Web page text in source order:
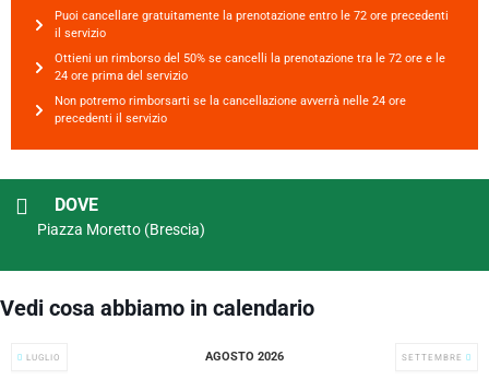
Puoi cancellare gratuitamente la prenotazione entro le 72 ore precedenti
il servizio
Ottieni un rimborso del 50% se cancelli la prenotazione tra le 72 ore e le
24 ore prima del servizio
Non potremo rimborsarti se la cancellazione avverrà nelle 24 ore
precedenti il servizio
DOVE
Piazza Moretto (Brescia)
Vedi cosa abbiamo in calendario
LUGLIO AGOSTO 2026 SETTEMBRE